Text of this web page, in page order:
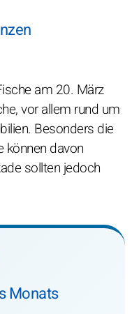
am 20. März
vor allem rund um
Besonders die
können davon
sollten jedoch
Monats